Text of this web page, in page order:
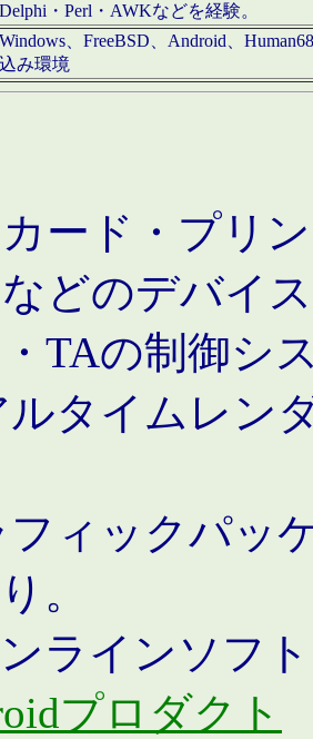
Delphi・Perl・AWKなどを経験。
Windows、FreeBSD、Android、
込み環境
ード・プリ
どのデバイ
TAの制御シ
ルタイムレン
フィックパッ
。
ラインソフ
プロダクト